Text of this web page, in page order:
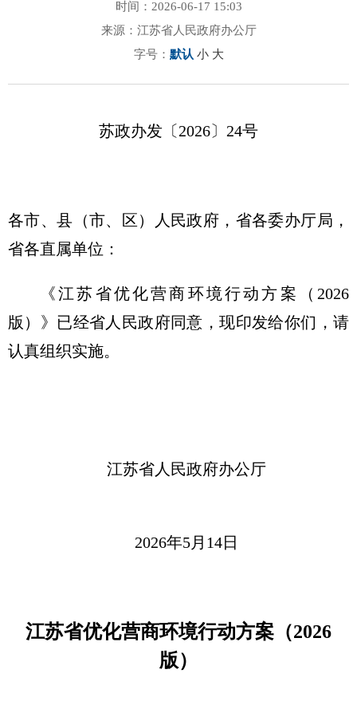
时间：2026-06-17 15:03
来源：江苏省人民政府办公厅
字号： 默认 小 大
苏政办发〔2026〕24号
各市、县（市、区）人民政府，省各委办厅局，
省各直属单位：
《江苏省优化营商环境行动方案（2026
版）》已经省人民政府同意，现印发给你们，请
认真组织实施。
江苏省人民政府办公厅
2026年5月14日
江苏省优化营商环境行动方案（2026
版）